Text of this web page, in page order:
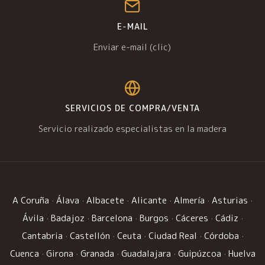
E-MAIL
Enviar e-mail (clic)
SERVICIOS DE COMPRA/VENTA
Servicio realizado especialistas en la madera
A Coruña · Álava · Albacete · Alicante · Almería · Asturias ·
Ávila · Badajoz · Barcelona · Burgos · Cáceres · Cádiz ·
Cantabria · Castellón · Ceuta · Ciudad Real · Córdoba ·
Cuenca · Girona · Granada · Guadalajara · Guipúzcoa · Huelva